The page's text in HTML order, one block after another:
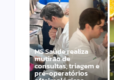
MS Saúde realiza
mutirão de
consultas, triagem e
pré-operatórios
Suspeito de
feminicídio em Rio
Verde se entrega à